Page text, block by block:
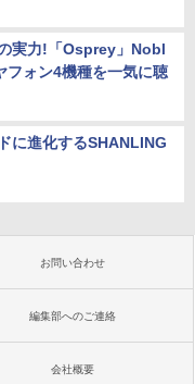
実力!「Osprey」Nobl
ォン4機種を一気に聴
に進化するSHANLING
お問い合わせ
編集部へのご連絡
会社概要